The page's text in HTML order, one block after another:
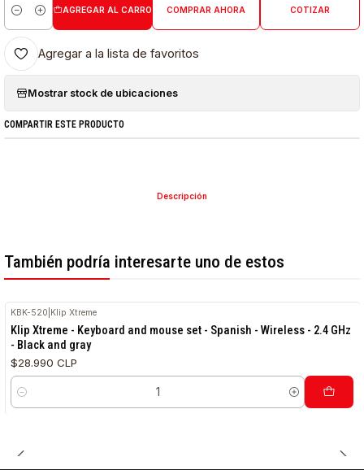
Cantidad
AGREGAR AL CARRO COMPRAR AHORA COTIZAR
Agregar a la lista de favoritos
Mostrar stock de ubicaciones
COMPARTIR ESTE PRODUCTO
Descripción
También podría interesarte uno de estos
KBK-520 Klip Xtreme
Klip Xtreme - Keyboard and mouse set - Spanish - Wireless - 2.4 GHz
- Black and gray
$28.990 CLP
Cantidad